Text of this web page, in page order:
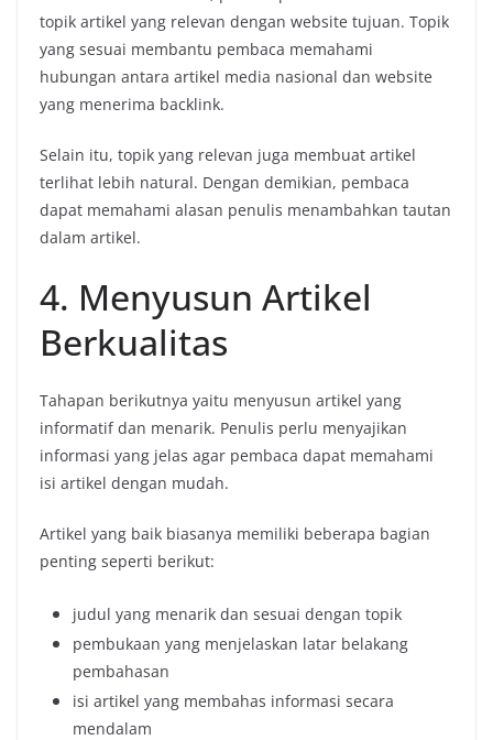
topik artikel yang relevan dengan website tujuan. Topik
yang sesuai membantu pembaca memahami
hubungan antara artikel media nasional dan website
yang menerima backlink.
Selain itu, topik yang relevan juga membuat artikel
terlihat lebih natural. Dengan demikian, pembaca
dapat memahami alasan penulis menambahkan tautan
dalam artikel.
4. Menyusun Artikel
Berkualitas
Tahapan berikutnya yaitu menyusun artikel yang
informatifdan menarik. Penulis perlu menyajikan
informasi yang jelas agar pembaca dapat memahami
isi artikel dengan mudah.
Artikel yang baik biasanya memiliki beberapa bagian
penting seperti berikut:
judul yang menarik dan sesuai dengan topik
pembukaan yang menjelaskan latar belakang
pembahasan
isi artikel yang membahas informasi secara
mendalam